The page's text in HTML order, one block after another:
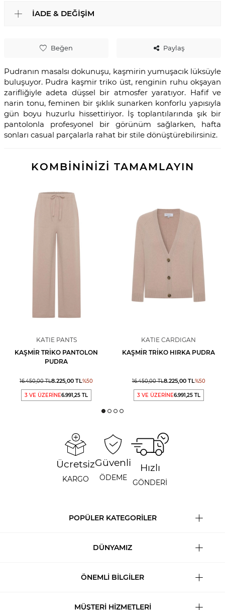
Beğen Paylaş
Pudranın masalsı dokunuşu, kaşmirin yumuşacık lüksüyle
buluşuyor. Pudra kaşmir triko üst, renginin ruhu okşayan
zarifliğiyle adeta düşsel bir atmosfer yaratıyor. Hafif ve
narin tonu, feminen bir şıklık sunarken konforlu yapısıyla
gün boyu huzurlu hissettiriyor. İş toplantılarında şık bir
pantolonla profesyonel bir görünüm sağlarken, hafta
sonları casual parçalarla rahat bir stile dönüştürebilirsiniz.
İADE & DEĞIŞIM
KOMBİNİNİZİ TAMAMLAYIN
KATIE PANTS
KAŞMIR TRIKO PANTOLON
PUDRA
16.450,00TL8.225,00 TL%50
3 VE ÜZERİNE6.991,25 TL
KATIE CARDIGAN
KAŞMIR TRIKO HIRKA PUDRA
16.450,00TL8.225,00TL%50
3 VE ÜZERİNE6.991,25 TL
Ücretsiz
KARGO
Güvenli
ÖDEME
Hızlı
GÖNDERİ
POPÜLER KATEGORİLER
DÜNYAMIZ
ÖNEMLİ BİLGİLER
MÜŞTERİ HİZMETLERİ